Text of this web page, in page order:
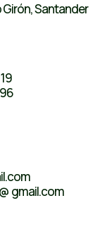
Girón, Santander
gmail.com